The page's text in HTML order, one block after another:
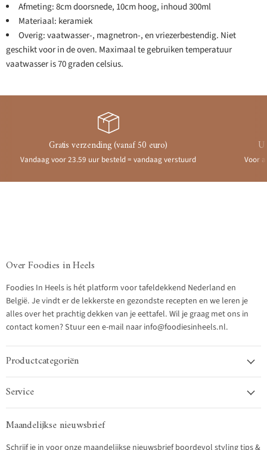
Afmeting: 8cm doorsnede, 10cm hoog, inhoud 300ml
Materiaal: keramiek
Overig: vaatwasser-, magnetron-, en vriezerbestendig. Niet
geschikt voor in de oven. Maximaal te gebruiken temperatuur
vaatwasser is 70 graden celsius.
Gratis verzending (vanaf 50 euro)
Vandaag voor 23.59 uur besteld = vandaag verstuurd Voor
Over Foodies in Heels
Foodies In Heels is hét platform voor tafeldekkend Nederland en
België. Je vindt er de lekkerste en gezondste recepten en we leren je
alles over het prachtig dekken van je eettafel. Wil je graag met ons in
contact komen? Stuur een e-mail naar info@foodiesinheels.nl.
Productcategoriën
Service
Maandelijkse nieuwsbrief